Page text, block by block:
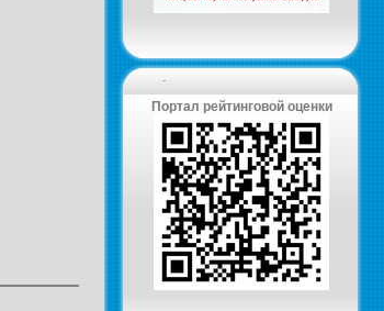
-
Портал рейтинговой оценки